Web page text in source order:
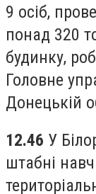
9 осіб,
понад 320
будинку,
Головне
Донецькій
12.46 У
штабні